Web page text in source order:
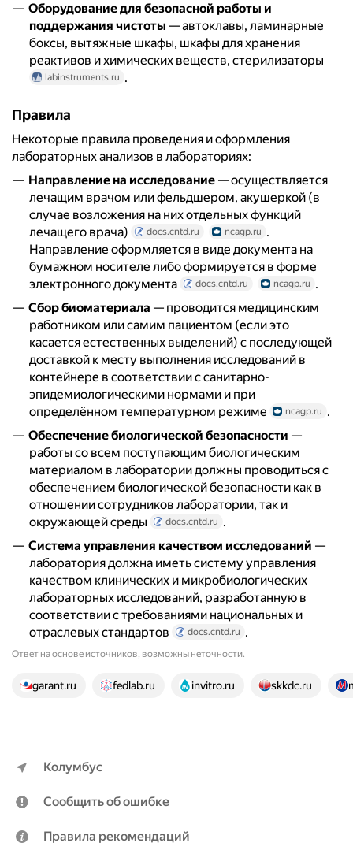
Оборудование для безопасной работы и
поддержания чистоты — автоклавы, ламинарные
боксы, вытяжные шкафы, шкафы для хранения
реактивов и химических веществ, стерилизаторы
labinstruments.ru .
Правила
Некоторые правила проведения и оформления
лабораторных анализов в лабораториях:
Направление на исследование — осуществляется
лечащим врачом или фельдшером, акушеркой (в
случае возложения на них отдельных функций
лечащего врача)
docs.cntd.ru ncagp.ru .
Направление оформляется в виде документа на
бумажном носителе либо формируется в форме
электронного документа
docs.cntd.ru ncagp.ru .
Сбор биоматериала — проводится медицинским
работником или самим пациентом (если это
касается естественных выделений) с последующей
доставкой к месту выполнения исследований в
контейнере в соответствии с санитарно-
эпидемиологическими нормами и при
определённом температурном режиме
ncagp.ru .
Обеспечение биологической безопасности —
работы со всем поступающим биологическим
материалом в лаборатории должны проводиться с
обеспечением биологической безопасности как в
отношении сотрудников лаборатории, так и
окружающей среды
docs.cntd.ru .
Система управления качеством исследований —
лаборатория должна иметь систему управления
качеством клинических и микробиологических
лабораторных исследований, разработанную в
соответствии с требованиями национальных и
отраслевых стандартов
docs.cntd.ru .
Ответ на основе источников, возможны неточности.
23 источника
garant.ru fedlab.ru invitro.ru skkdc.ru
Колумбус
Сообщить об ошибке
Правила рекомендаций